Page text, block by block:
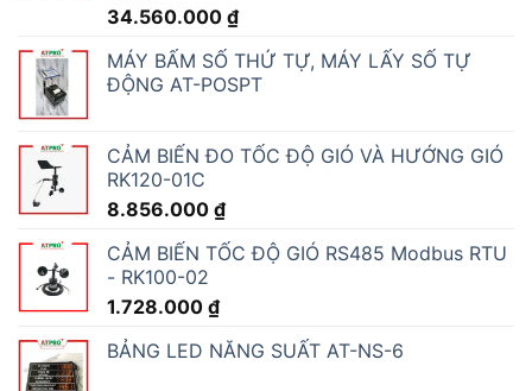
34.560.000 ₫
MÁY BẤM SỐ THỨ TỰ, MÁY LẤY SỐ TỰ
ĐỘNG AT-POSPT
CẢM BIẾN ĐO TỐC ĐỘ GIÓ VÀ HƯỚNG GIÓ
RK120-01C
8.856.000 ₫
CẢM BIẾN TỐC ĐỘ GIÓ RS485 Modbus RTU
- RK100-02
1.728.000 ₫
BẢNG LED NĂNG SUẤT AT-NS-6